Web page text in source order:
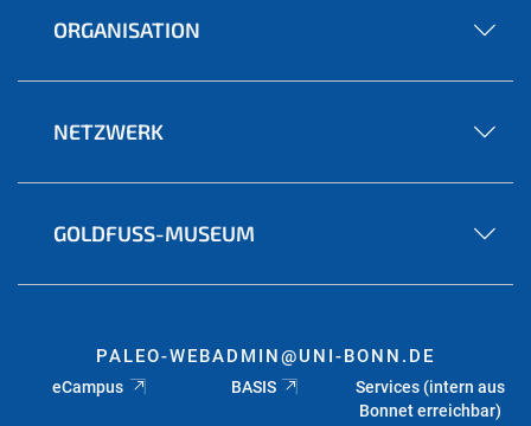
ORGANISATION
NETZWERK
GOLDFUSS-MUSEUM
PALEO-WEBADMIN@UNI-BONN.DE
eCampus BASIS
Services (intern aus
Bonnet erreichbar)